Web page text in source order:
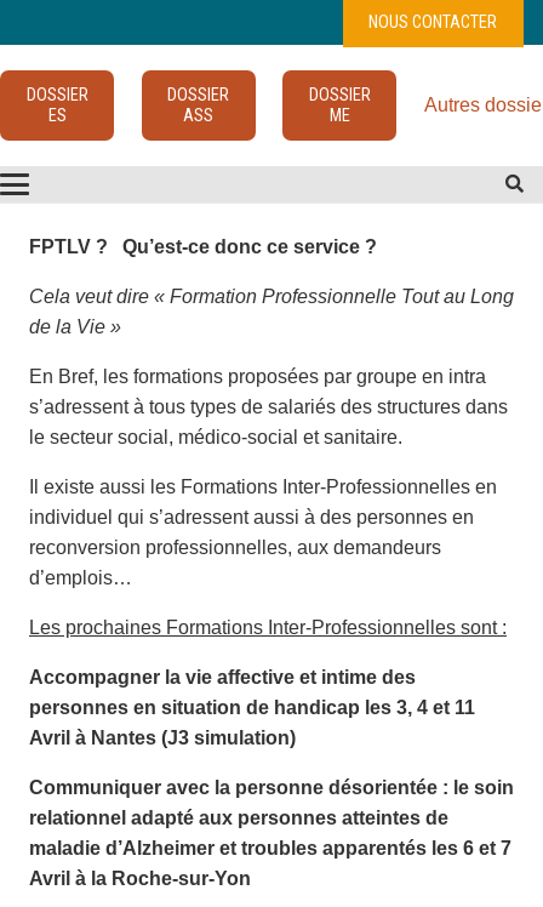
NOUS CONTACTER
DOSSIER
ES
DOSSIER
ASS
DOSSIER
ME
Autres
FPTLV ? Qu’est-ce donc ce service ?
Cela veut dire « Formation Professionnelle Tout au Long
de la Vie »
En Bref, les formations proposées par groupe en intra
s’adressent à tous types de salariés des structures dans
le secteur social, médico-social et sanitaire.
Il existe aussi les Formations Inter-Professionnelles en
individuel qui s’adressent aussi à des personnes en
reconversion professionnelles, aux demandeurs
d’emplois…
Les prochaines Formations Inter-Professionnelles sont :
Accompagner la vie affective et intime des
personnes en situation de handicap les 3, 4 et 11
Avril à Nantes (J3 simulation)
Communiquer avec la personne désorientée : le soin
relationnel adapté aux personnes atteintes de
maladie d’Alzheimer et troubles apparentés les 6 et 7
Avril à la Roche-sur-Yon